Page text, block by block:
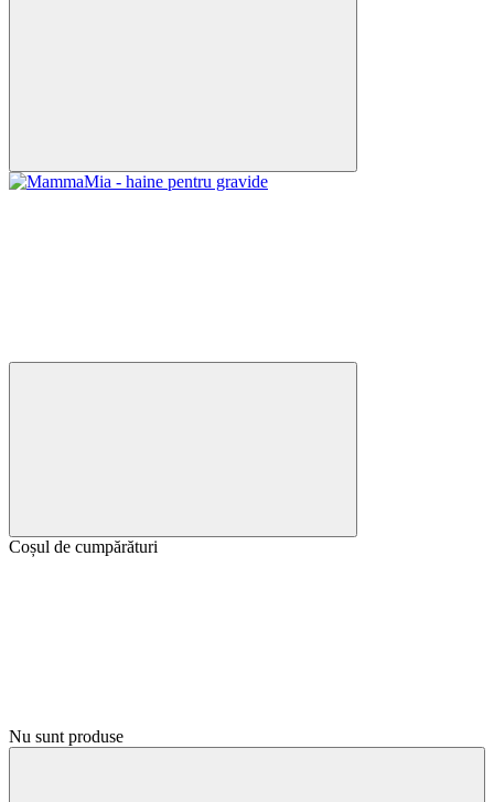
Coșul de cumpărături
Nu sunt produse